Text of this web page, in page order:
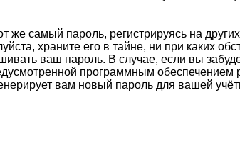
самый пароль, регистрируясь на
храните его в тайне, ни при каких
ваш пароль. В случае, если вы
программным обеспечением
вам новый пароль для вашей